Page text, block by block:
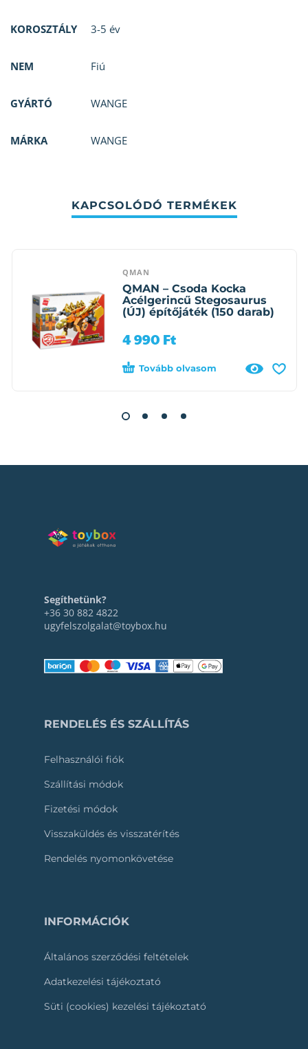
KOROSZTÁLY 3-5 év
NEM Fiú
GYÁRTÓ WANGE
MÁRKA WANGE
KAPCSOLÓDÓ TERMÉKEK
QMAN
QMAN – Csoda Kocka
Acélgerincű Stegosaurus
(ÚJ) építőjáték (150 darab)
4 990 Ft
Tovább olvasom
Segíthetünk?
+36 30 882 4822
ugyfelszolgalat@toybox.hu
RENDELÉS ÉS SZÁLLÍTÁS
Felhasználói fiók
Szállítási módok
Fizetési módok
Visszaküldés és visszatérítés
Rendelés nyomonkövetése
INFORMÁCIÓK
Általános szerződési feltételek
Adatkezelési tájékoztató
Süti (cookies) kezelési tájékoztató